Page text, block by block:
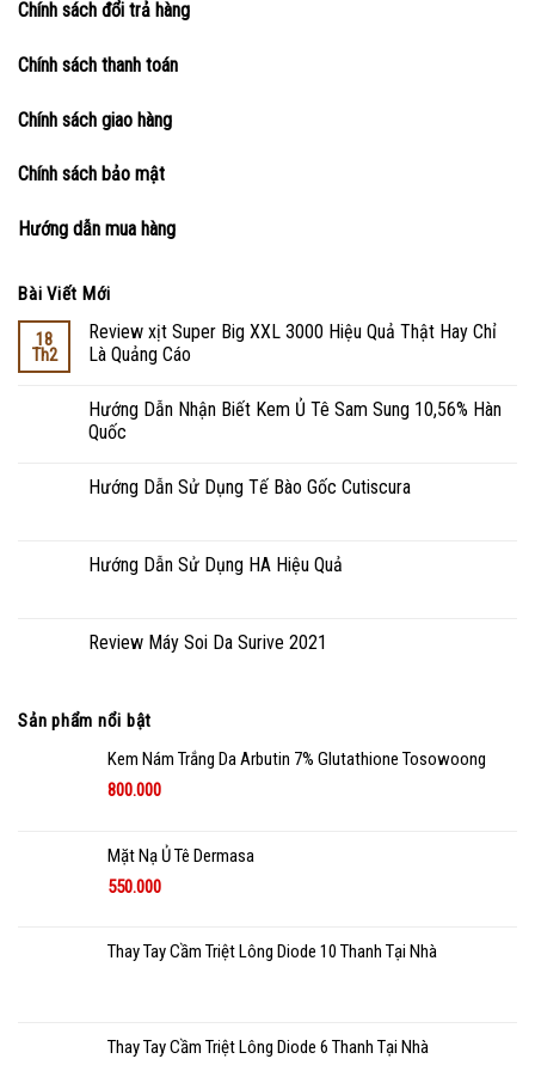
Chính sách đổi trả hàng
Chính sách thanh toán
Chính sách giao hàng
Chính sách bảo mật
Hướng dẫn mua hàng
Bài Viết Mới
18
Th2
Review xịt Super Big XXL 3000 Hiệu Quả Thật Hay Chỉ
Là Quảng Cáo
Hướng Dẫn Nhận Biết Kem Ủ Tê Sam Sung 10,56% Hàn
Quốc
Hướng Dẫn Sử Dụng Tế Bào Gốc Cutiscura
Hướng Dẫn Sử Dụng HA Hiệu Quả
Review Máy Soi Da Surive 2021
Sản phẩm nổi bật
Kem Nám Trắng Da Arbutin 7% Glutathione Tosowoong
800.000
Mặt Nạ Ủ Tê Dermasa
550.000
Thay Tay Cầm Triệt Lông Diode 10 Thanh Tại Nhà
Thay Tay Cầm Triệt Lông Diode 6 Thanh Tại Nhà